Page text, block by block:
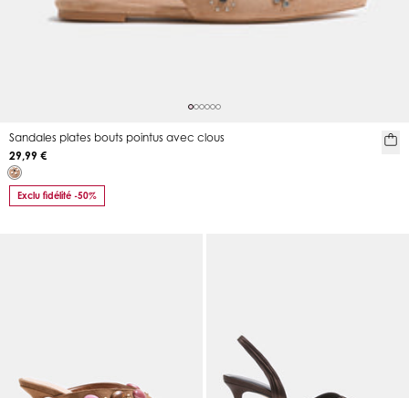
Sandales plates bouts pointus avec clous
29,99 €
Exclu fidélité -50%